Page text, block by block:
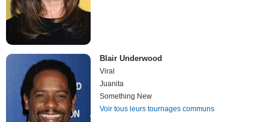
Blair Underwood
Viral
Juanita
Something New
Voir tous leurs tournages communs